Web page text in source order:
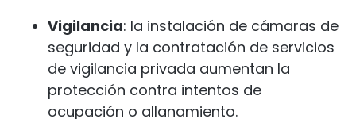
Vigilancia: la instalación de cámaras de
seguridad y la contratación de servicios
de vigilancia privada aumentan la
protección contra intentos de
ocupación o allanamiento.